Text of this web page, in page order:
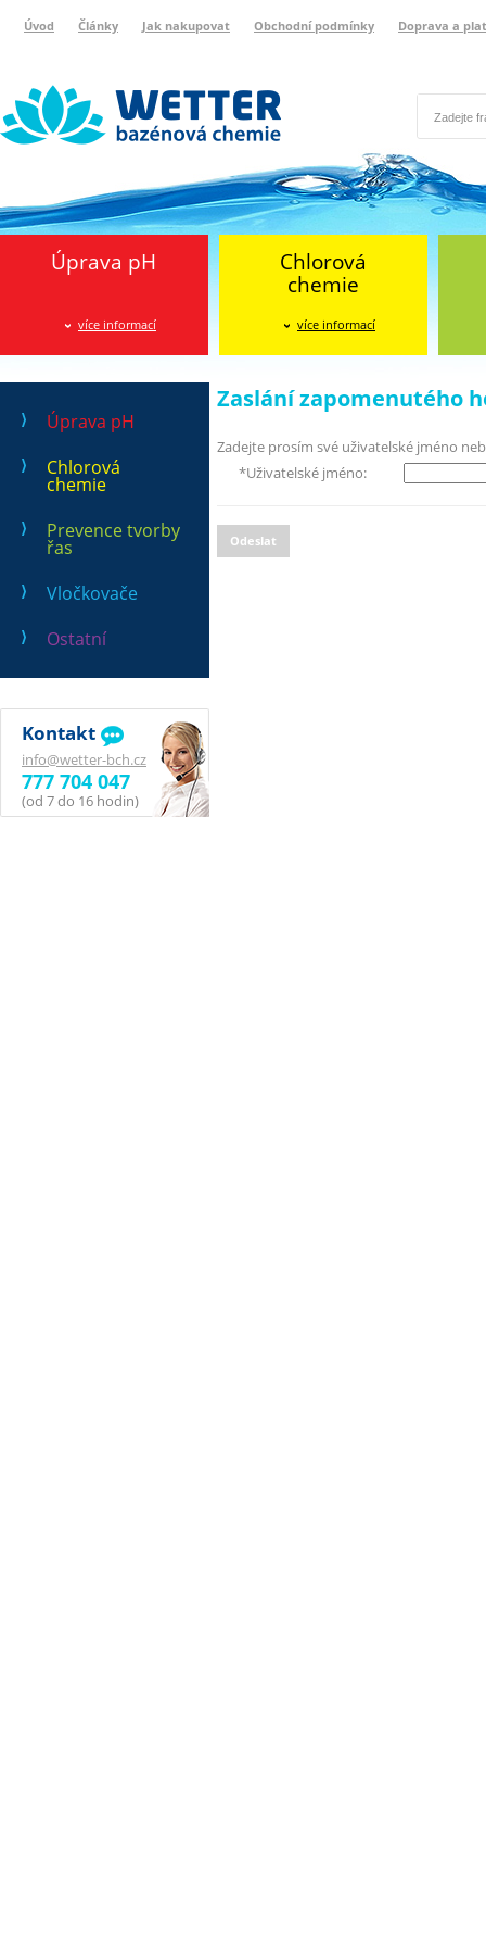
Úvod Články Jak nakupovat Obchodní podmínky Doprava a
Úprava pH
více informací
Chlorová
chemie
více informací
Úprava pH
Chlorová
chemie
Prevence tvorby
řas
Vločkovače
Ostatní
Kontakt
info@wetter-bch.cz
777 704 047
(od 7 do 16 hodin)
Zaslání zapomenutého
Zadejte prosím své uživatelské jméno
*Uživatelské jméno:
Odeslat